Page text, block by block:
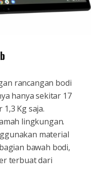
rancangan bodi
hanya sekitar 17
Kg saja.
lingkungan.
material
bawah bodi,
terbuat dari